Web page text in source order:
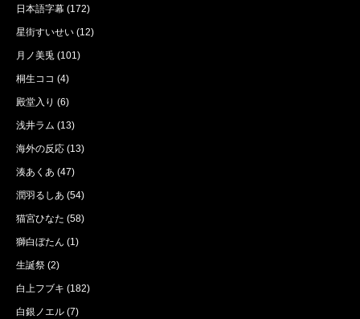
日本語字幕 (172)
星街すいせい (12)
月ノ美兎 (101)
桐生ココ (4)
殿堂入り (6)
浅井ラム (13)
海外の反応 (13)
湊あくあ (47)
潤羽るしあ (54)
猫宮ひなた (58)
獅白ぼたん (1)
生誕祭 (2)
白上フブキ (182)
白銀ノエル (7)